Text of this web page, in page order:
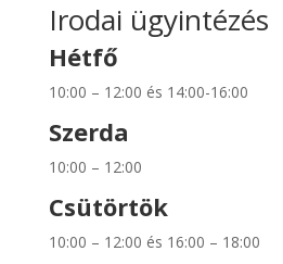
Irodai ügyintézés
Hétfő
10:00 – 12:00 és 14:00-16:00
Szerda
10:00 – 12:00
Csütörtök
10:00 – 12:00 és 16:00 – 18:00